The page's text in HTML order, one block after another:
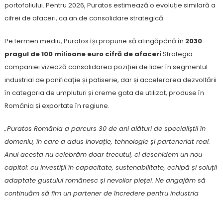
portofoliului. Pentru 2026, Puratos estimează o evoluție similară a
cifrei de afaceri, ca an de consolidare strategică.
Pe termen mediu, Puratos își propune să atingăpână în 2030
pragul de 100 milioane euro cifră de afaceri.Strategia
companiei vizează consolidarea poziției de lider în segmentul
industrial de panificație și patiserie, dar și accelerarea dezvoltării
în categoria de umpluturi și creme gata de utilizat, produse în
România și exportate în regiune.
„Puratos România a parcurs 30 de ani alături de specialiștii în
domeniu, în care a adus inovație, tehnologie și parteneriat real.
Anul acesta nu celebrăm doar trecutul, ci deschidem un nou
capitol: cu investiții în capacitate, sustenabilitate, echipă și soluții
adaptate gustului românesc și nevoilor pieței. Ne angajăm să
continuăm să fim un partener de încredere pentru industria